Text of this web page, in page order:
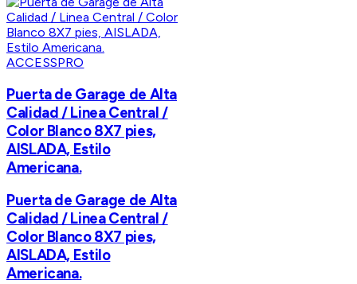
ACCESSPRO
Puerta de Garage de Alta
Calidad / Linea Central /
Color Blanco 8X7 pies,
AISLADA, Estilo
Americana.
Puerta de Garage de Alta
Calidad / Linea Central /
Color Blanco 8X7 pies,
AISLADA, Estilo
Americana.